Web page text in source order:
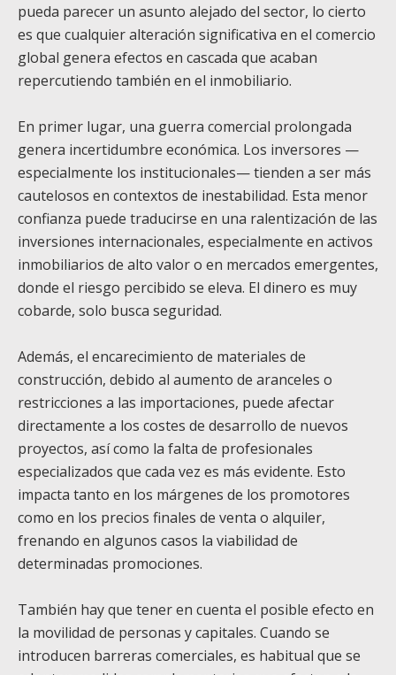
pueda parecer un asunto alejado del sector, lo cierto
es que cualquier alteración significativa en el comercio
global genera efectos en cascada que acaban
repercutiendo también en el inmobiliario.
En primer lugar, una guerra comercial prolongada
genera incertidumbre económica. Los inversores —
especialmente los institucionales— tienden a ser más
cautelosos en contextos de inestabilidad. Esta menor
confianza puede traducirse en una ralentización de las
inversiones internacionales, especialmente en activos
inmobiliarios de alto valor o en mercados emergentes,
donde el riesgo percibido se eleva. El dinero es muy
cobarde, solo busca seguridad.
Además, el encarecimiento de materiales de
construcción, debido al aumento de aranceles o
restricciones a las importaciones, puede afectar
directamente a los costes de desarrollo de nuevos
proyectos, así como la falta de profesionales
especializados que cada vez es más evidente. Esto
impacta tanto en los márgenes de los promotores
como en los precios finales de venta o alquiler,
frenando en algunos casos la viabilidad de
determinadas promociones.
También hay que tener en cuenta el posible efecto en
la movilidad de personas y capitales. Cuando se
introducen barreras comerciales, es habitual que se